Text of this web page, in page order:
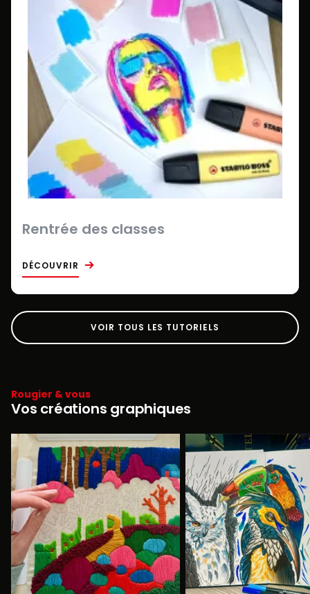
Rentrée des classes
DÉCOUVRIR
VOIR TOUS LES TUTORIELS
Rougier & vous
Vos créations graphiques